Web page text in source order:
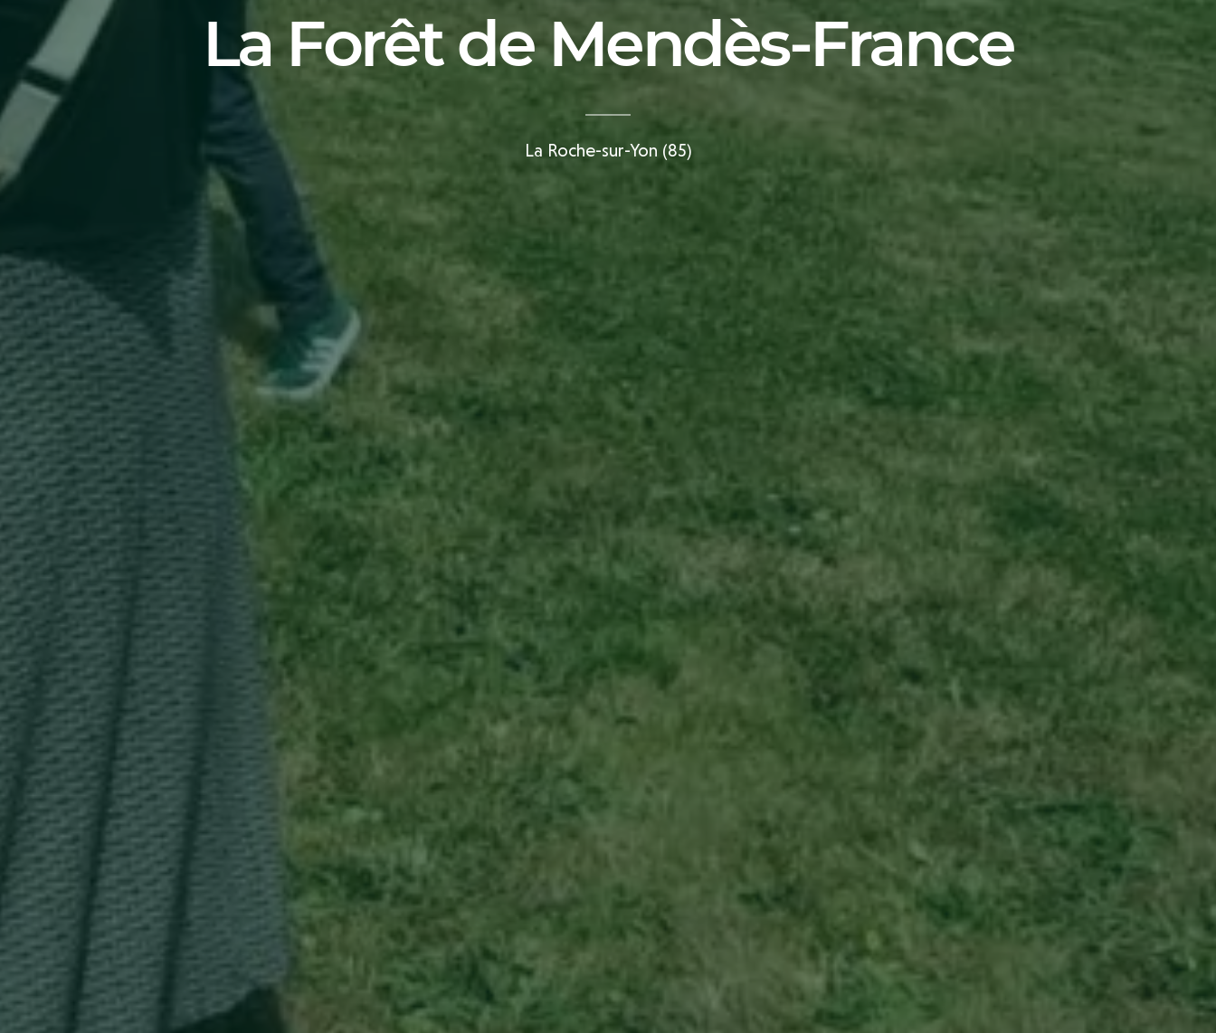
La Forêt de Mendès-France
La Roche-sur-Yon (85)